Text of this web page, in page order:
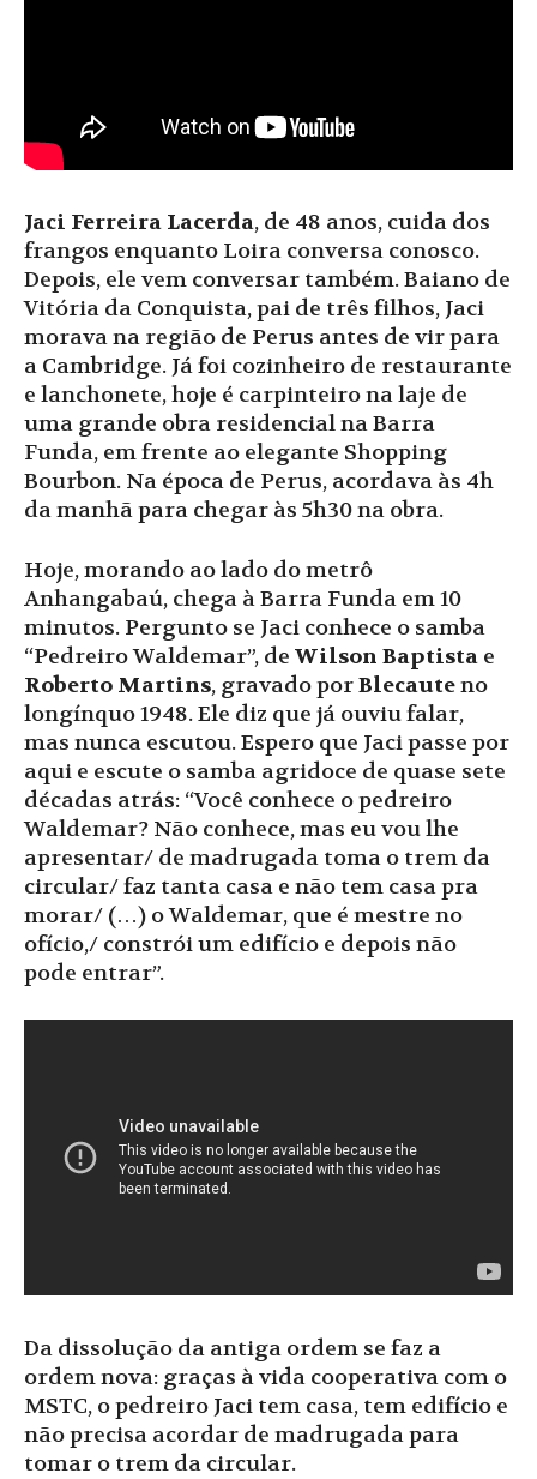
Jaci Ferreira Lacerda, de 48 anos, cuida dos
frangos enquanto Loira conversa conosco.
Depois, ele vem conversar também. Baiano de
Vitória da Conquista, pai de três filhos, Jaci
morava na região de Perus antes de vir para
a Cambridge. Já foi cozinheiro de restaurante
e lanchonete, hoje é carpinteiro na laje de
uma grande obra residencial na Barra
Funda, em frente ao elegante Shopping
Bourbon. Na época de Perus, acordava às 4h
da manhã para chegar às 5h30 na obra.
Hoje, morando ao lado do metrô
Anhangabaú, chega à Barra Funda em 10
minutos. Pergunto se Jaci conhece o samba
“Pedreiro Waldemar”, de Wilson Baptista e
Roberto Martins, gravado porBlecauteno
longínquo 1948. Ele diz que já ouviu falar,
mas nunca escutou. Espero que Jaci passe por
aqui e escute o samba agridoce de quase sete
décadas atrás: “Você conhece o pedreiro
Waldemar? Não conhece, mas eu vou lhe
apresentar/ de madrugada toma o trem da
circular/ faz tanta casa e não tem casa pra
morar/ (…) o Waldemar, que é mestre no
ofício,/ constrói um edifício e depois não
pode entrar”.
Da dissolução da antiga ordem se faz a
ordem nova: graças à vida cooperativa com o
MSTC, o pedreiro Jaci tem casa, tem edifício e
não precisa acordar de madrugada para
tomar o trem da circular.